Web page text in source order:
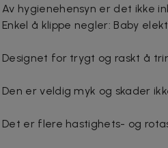
Av hygienehensyn er det ikke
Enkel å klippe negler: Baby
Designet for trygt og raskt å
Den er veldig myk og skader
Det er flere hastighets- og